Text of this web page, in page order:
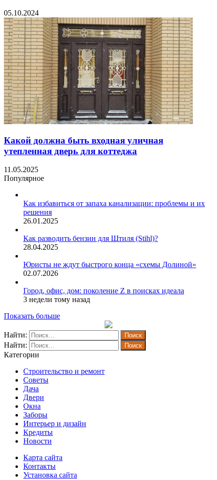
05.10.2024
Какой должна быть входная уличная
утепленная дверь для коттеджа
11.05.2025
Популярное
Как избавиться от запаха канализации: проблемы и их
решения
26.01.2025
Как разводить бензин для Штиля (Stihl)?
28.04.2025
Юристы не ждут быстрого конца «схемы Долиной»
02.07.2026
Город, офис, дом: поколение Z в поисках идеала
3 недели тому назад
Показать больше
Найти:
Найти:
Категории
Строительство и ремонт
Советы
Дача
Двери
Окна
Заборы
Интерьер и дизайн
Кредиты
Новости
Карта сайта
Контакты
Установка сайта